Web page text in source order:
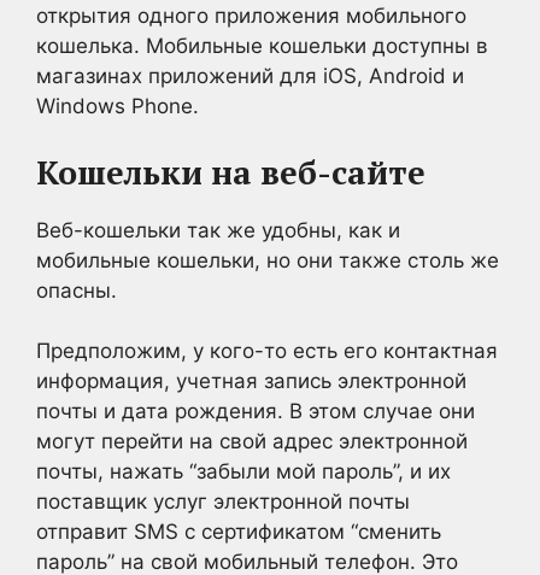
открытия одного приложения мобильного
кошелька. Мобильные кошельки доступны в
магазинах приложений для iOS, Android и
Windows Phone.
Кошельки на веб-сайте
Веб-кошельки так же удобны, как и
мобильные кошельки, но они также столь же
опасны.
Предположим, у кого-то есть его контактная
информация, учетная запись электронной
почты и дата рождения. В этом случае они
могут перейти на свой адрес электронной
почты, нажать “забыли мой пароль”, и их
поставщик услуг электронной почты
отправит SMS с сертификатом “сменить
пароль” на свой мобильный телефон. Это